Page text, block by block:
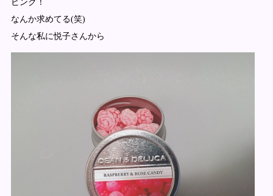
ピンク！
なんか求めてる(笑)
そんな私に悦子さんから